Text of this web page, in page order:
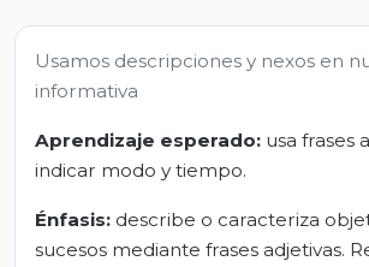
Usamos descripciones y nexos en
informativa
Aprendizaje esperado: usa frases
indicar modo y tiempo.
Énfasis: describe o caracteriza
sucesos mediante frases adjetivas.